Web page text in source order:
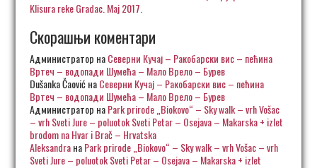
Klisura reke Gradac. Maj 2017.
Скорашњи коментари
Администратор наСеверни Кучај – Ракобарски вис – пећина
Вртеч – водопади Шумећа – Мало Врело – Бурев
Dušanka ČaovićнаСеверни Кучај – Ракобарски вис – пећина
Вртеч – водопади Шумећа – Мало Врело – Бурев
Администратор наPark prirode „Biokovo“ – Sky walk – vrh Vošac
– vrh Sveti Jure – poluotok Sveti Petar – Osejava – Makarska + izlet
brodom na Hvar i Brač – Hrvatska
AleksandraнаPark prirode „Biokovo“ – Sky walk – vrh Vošac – vrh
Sveti Jure – poluotok Sveti Petar – Osejava – Makarska + izlet